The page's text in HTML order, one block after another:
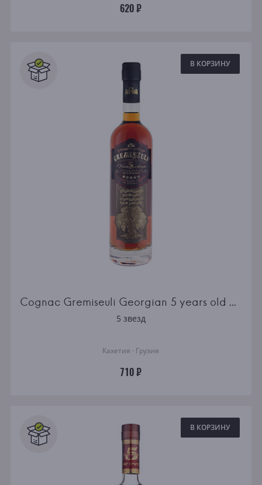
620 ₽
В КОРЗИНУ
Cognac Gremiseuli Georgian 5 years old 0.25l
5 звезд
Кахетия · Грузия
710 ₽
В КОРЗИНУ